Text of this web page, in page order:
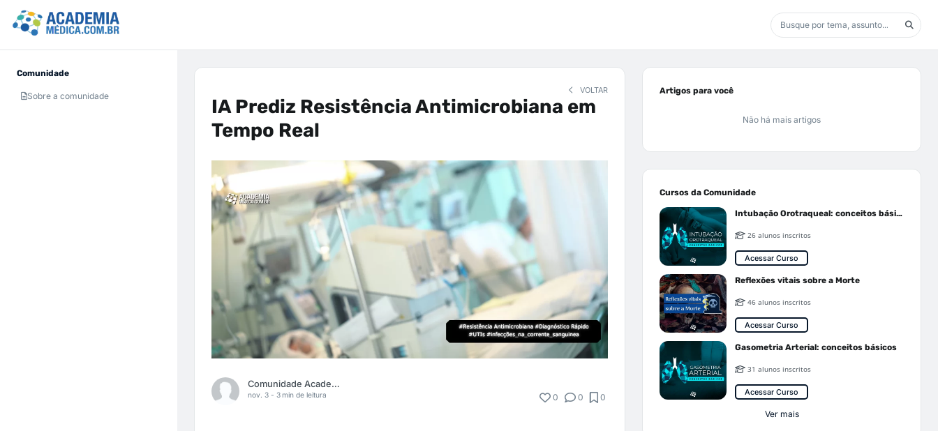
Comunidade
Sobre a comunidade
VOLTAR
IA Prediz Resistência Antimicrobiana em
Tempo Real
Comunidade Academia Médica
nov. 3 - 3 min de leitura 0 0 0
Artigos para você
Não há mais artigos
Cursos da Comunidade
Intubação Orotraqueal: conceitos básicos
26 alunos inscritos
Acessar Curso
Reflexões vitais sobre a Morte
46 alunos inscritos
Acessar Curso
Gasometria Arterial: conceitos básicos
31 alunos inscritos
Acessar Curso
Ver mais